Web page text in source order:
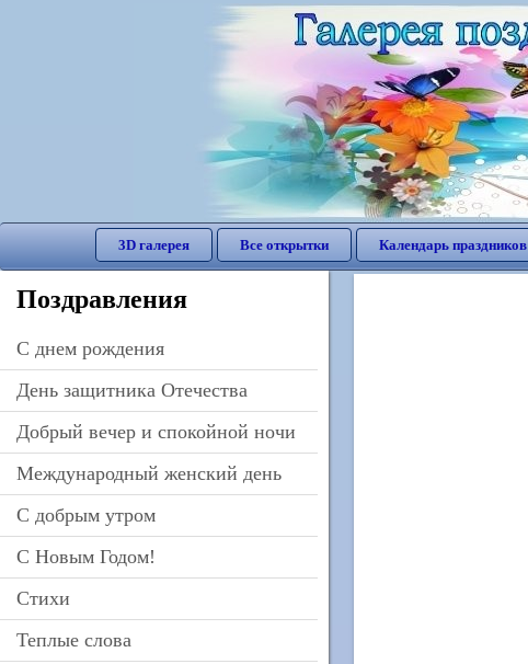
3D галерея Все открытки Календарь праздников
Поздравления
C днем рождения
День защитника Отечества
Добрый вечер и спокойной ночи
Международный женский день
С добрым утром
С Новым Годом!
Стихи
Теплые слова